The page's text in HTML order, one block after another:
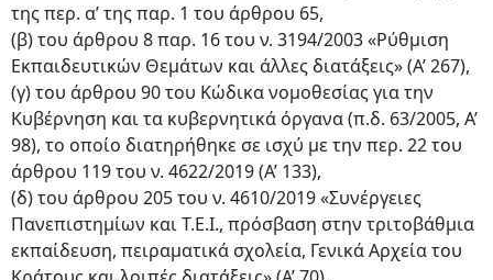
της περ. α’ της παρ. 1 του άρθρου 65,
(β) του άρθρου 8 παρ. 16 του ν. 3194/2003 «Ρύθμιση
Εκπαιδευτικών Θεμάτων και άλλες διατάξεις» (Α’ 267),
(γ) του άρθρου 90 του Κώδικα νομοθεσίας για την
Κυβέρνηση και τα κυβερνητικά όργανα (π.δ. 63/2005, Α’
98), το οποίο διατηρήθηκε σε ισχύ με την περ. 22 του
άρθρου 119 του ν. 4622/2019 (Α’ 133),
(δ) του άρθρου 205 του ν. 4610/2019 «Συνέργειες
Πανεπιστημίων και Τ.Ε.Ι., πρόσβαση στην τριτοβάθμια
εκπαίδευση, πειραματικά σχολεία, Γενικά Αρχεία του